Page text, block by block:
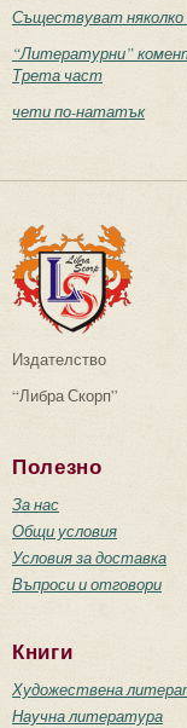
Съществуват няколко
“Литературни”
Трета част
чети по-нататък
Издателство
“Либра Скорп”
Полезно
За нас
Общи условия
Условия за доставка
Въпроси и отговори
Книги
Художествена
Научна литература